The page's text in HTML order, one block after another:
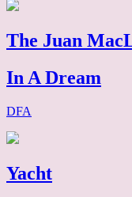
The Juan
In A Dream
DFA
Yacht